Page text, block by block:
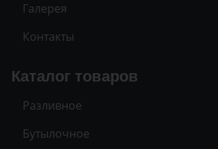
Галерея
Контакты
Каталог товаров
Разливное
Бутылочное